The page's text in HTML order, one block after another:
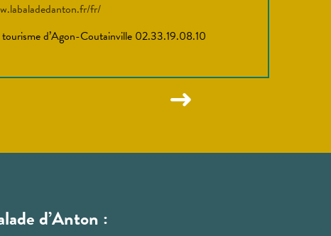
fr/
tourisme d’Agon-Coutainville 02.33.19.08.10
d’Anton :